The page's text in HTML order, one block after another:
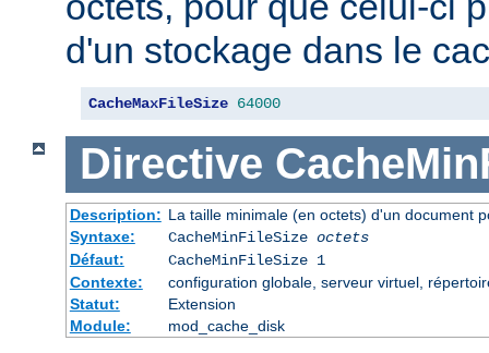
d'un stockage dans le
CacheMaxFileSize 64000
Directive
Description: La taille minimale (en octets) d'un document
Syntaxe:
CacheMinFileSize octets
Défaut:
CacheMinFileSize 1
Contexte:
configuration globale, serveur virtuel,
Statut:
Extension
Module:
mod_cache_disk